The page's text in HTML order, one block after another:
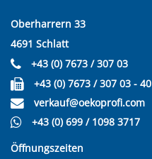
Oberharrern 33
4691 Schlatt
+43 (0) 7673 / 307 03
+43 (0) 7673 / 307 03 - 40
verkauf@oekoprofi.com
+43 (0) 699 / 1098 3717
Öffnungszeiten